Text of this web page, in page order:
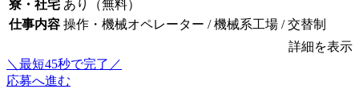
寮・社宅 あり（無料）
仕事内容 操作・機械オペレーター / 機械系工場 / 交替制
詳細を表示
＼最短45秒で完了／
応募へ進む